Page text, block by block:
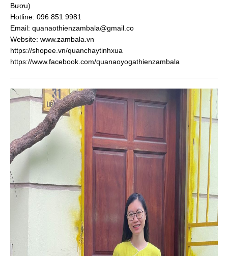
Bươu)
Hotline: 096 851 9981
Email: quanaothienzambala@gmail.co
Website: www.zambala.vn
https://shopee.vn/quanchaytinhxua
https://www.facebook.com/quanaoyogathienzambala